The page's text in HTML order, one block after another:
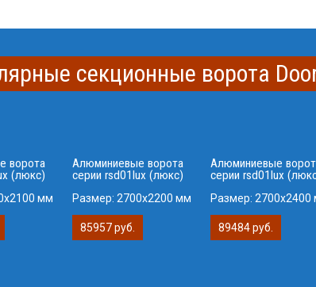
секционные ворота
ворота
(люкс)
мм
Алюминиевые ворота
серии rsd01lux (люкс)
Размер: 2700x2200 мм
85957 руб.
Алюминиевые
серии rsd01lux
Размер: 2700x2400
89484 руб.